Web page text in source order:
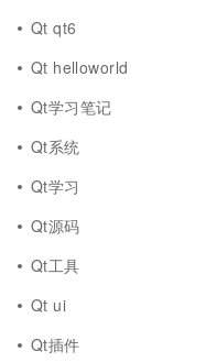
Qt qt6
Qt helloworld
Qt学习笔记
Qt系统
Qt学习
Qt源码
Qt工具
Qt ui
Qt插件